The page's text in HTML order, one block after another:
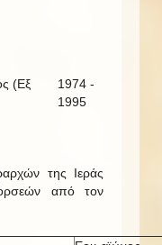
(Εξ
1974 -
1995
της Ιεράς
από τον